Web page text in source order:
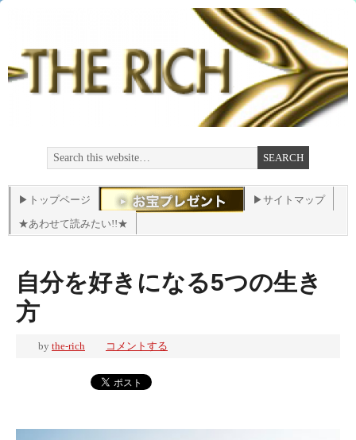
▶トップページ
▶サイトマップ
★あわせて読みたい!!★
自分を好きになる5つの生き
方
by the-rich コメントする